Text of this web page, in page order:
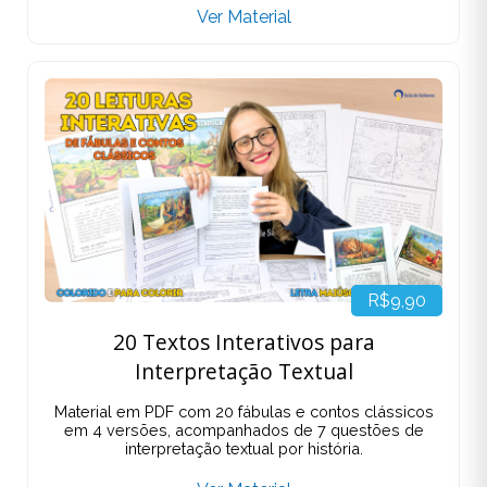
Ver Material
R$9,90
20 Textos Interativos para
Interpretação Textual
Material em PDF com 20 fábulas e contos clássicos
em 4 versões, acompanhados de 7 questões de
interpretação textual por história.